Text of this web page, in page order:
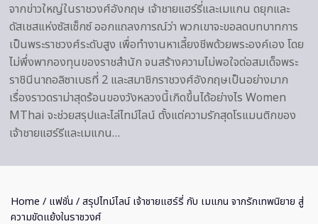
จากข่าวใหญ่ในราชวงศ์อังกฤษ เจ้าชายแฮร์รี่และเมแกน ดยุกและ
ดัสเชสแห่งซัสเซ็กซ์ ออกแถลงการณ์ว่า พวกเขาจะขอลดบทบาทการ
เป็นพระราชวงศ์ระดับสูง เพื่อทำงานหาเลี้ยงชีพด้วยพระองค์เอง โดย
ไม่พึ่งพากองทุนของราชสำนัก จนสร้างความไม่พอใจต่อสมเด็จพระ
ราชินีนาถอลิซาเบธที่ 2 และสมาชิกราชวงศ์อังกฤษเป็นอย่างมาก
เรื่องราวดราม่าสุดร้อนของวังหลวงนี้เกิดขึ้นได้อย่างไร Women
MThai จะช่วยสรุปและไล่ไทม์ไลน์ ตั้งแต่ความรักสุดโรแมนติกของ
เจ้าชายแฮร์รีและเมแกน…
Home / แฟชั่น / สรุปไทม์ไลน์ เจ้าชายแฮร์รี่ กับ เมแกน จากรักเทพนิยาย สู่
ความขัดแย้งในราชวงศ์